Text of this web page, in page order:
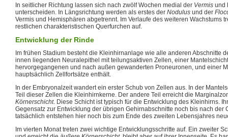
In seitlicher Richtung lassen sich nach zwölf Wochen medial der Vermis und
unterscheiden. In Längsrichtung werden als erstes der Nodulus und der
Vermis und Hemisphären abgetrennt. Im Verlaufe des weiteren Wachstums
restlichen charakteristischen Querfurchen auf.
Entwicklung der Rinde
Im frühen Stadium besteht die Kleinhirnanlage wie alle anderen Abschnitte
innen liegenden Neuralepithel mit teilungsaktiven Zellen, einer
hervorgegangenen und nach außen gewanderten Proneuronen, und einer
hauptsächlich Zellfortsätze enthält.
In der Embryonalzeit wandert ein erster Schub von Zellen aus. In der
Teil dieser Zellen die Kleinhirnkerne. Der andere Teil erreicht die
Körnerschicht. Diese Schicht ist typisch für die Entwicklung des Kleinhirns.
Gegensatz zur Entwicklung der übrigen Gehirnabschnitte noch bis nach der
tatsächlich entstehen hier noch bis zum Ende des zweiten Lebensjahres
Im vierten Monat treten zwei wichtige Entwicklungsschritte auf. Ein zweiter